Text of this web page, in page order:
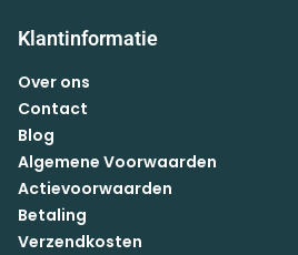
Klantinformatie
Over ons
Contact
Blog
Algemene Voorwaarden
Actievoorwaarden
Betaling
Verzendkosten